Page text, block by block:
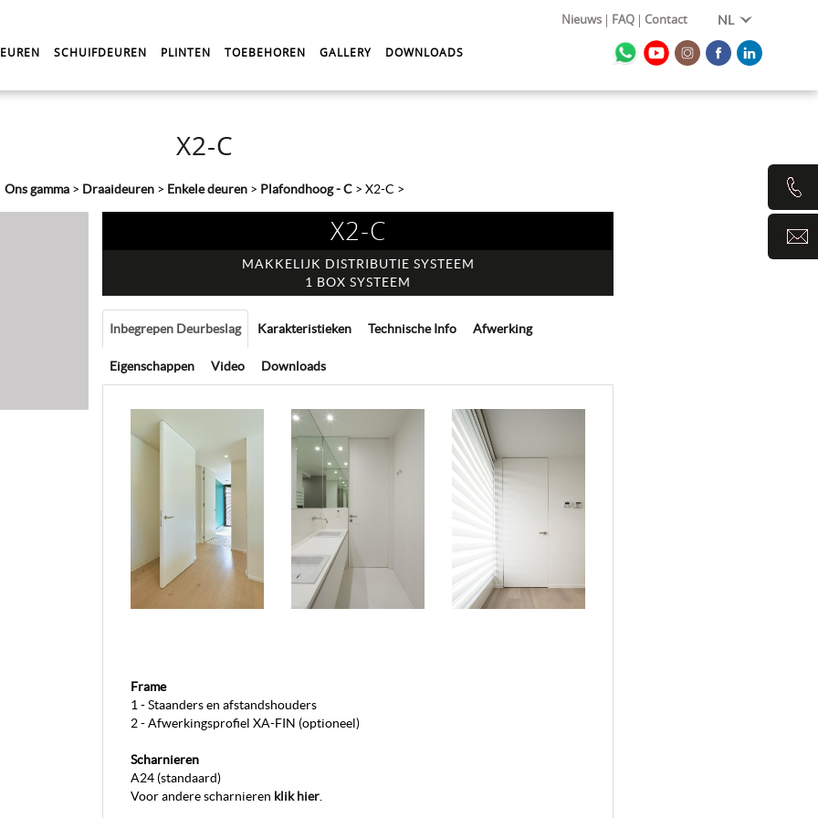
NL
Nieuws FAQ Contact
SCHUIFDEUREN PLINTEN TOEBEHOREN GALLERY DOWNLOADS
X2-C
Ons gamma > Draaideuren > Enkele deuren > Plafondhoog - C > X2-C >
X2-C
MAKKELIJK DISTRIBUTIE SYSTEEM
1 BOX SYSTEEM
Inbegrepen Deurbeslag Karakteristieken Technische Info Afwerking
Eigenschappen Video Downloads
Frame
1 - Staanders en afstandshouders
2 - Afwerkingsprofiel XA-FIN (optioneel)
Scharnieren
A24 (standaard)
Voor andere scharnieren klik hier.